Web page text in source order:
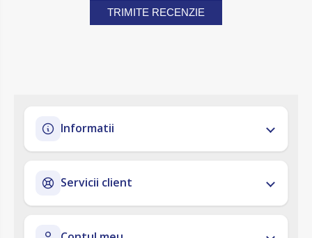
TRIMITE RECENZIE
Informatii
Servicii client